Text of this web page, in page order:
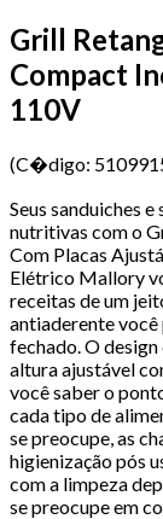
Grill
Compact
110V
(C�digo:
Seus sanduiches
nutritivas com o
Com Placas
Elétrico Mallory
receitas de um
antiaderente você
fechado. O
altura ajustável
você saber o
cada tipo de
se preocupe, as
higienização pós
com a limpeza
se preocupe em